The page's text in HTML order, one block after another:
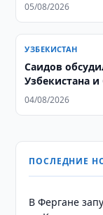
05/08/2026
УЗБЕКИСТАН
Саидов
Узбекистана
04/08/2026
ПОСЛЕДНИЕ
В Фергане